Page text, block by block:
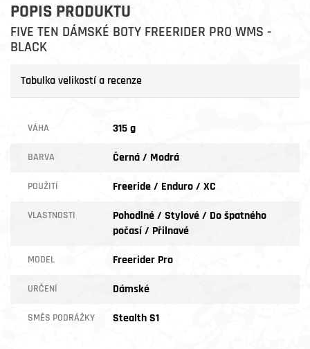
POPIS PRODUKTU
FIVE TEN DÁMSKÉ BOTY FREERIDER PRO WMS -
BLACK
Tabulka velikostí a recenze
VÁHA 315 g
BARVA Černá / Modrá
POUŽITÍ Freeride / Enduro / XC
VLASTNOSTI
Pohodlné / Stylové / Do špatného
počasí / Přilnavé
MODEL Freerider Pro
URČENÍ Dámské
SMĚS PODRÁŽKY Stealth S1